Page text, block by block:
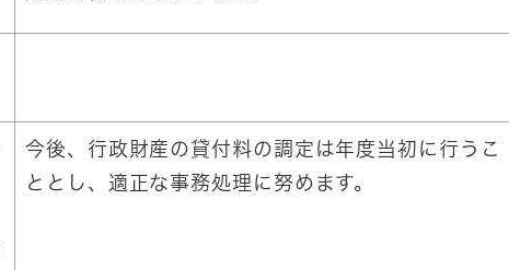
今後、行政財産の貸付料の調定は年度当初に行うこ
ととし、適正な事務処理に努めます。